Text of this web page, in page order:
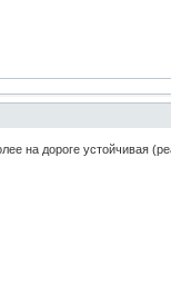
на дороге устойчивая